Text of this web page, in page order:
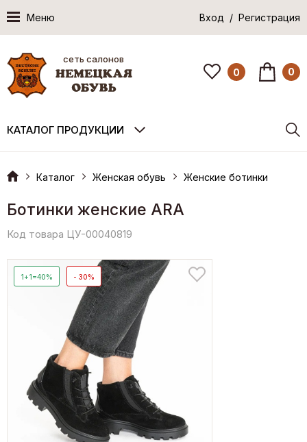
Меню Вход / Регистрация
сеть салонов
0 0
КАТАЛОГ ПРОДУКЦИИ
Каталог Женская обувь Женские ботинки
Ботинки женские ARA
Код товара ЦУ-00040819
1+1=40% - 30%